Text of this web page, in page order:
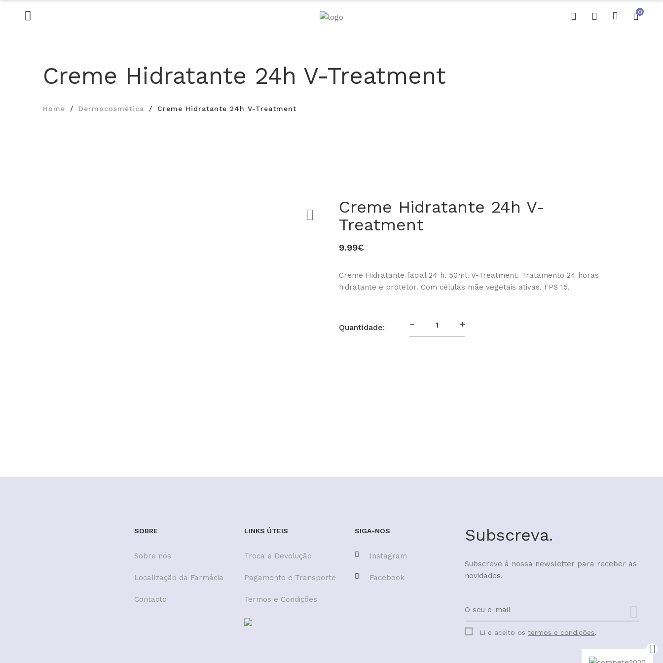
0
Creme Hidratante 24h V-Treatment
Home Dermocosmética Creme Hidratante 24h V-Treatment
Creme Hidratante 24h V-
Treatment
9.99€
Creme Hidratante facial 24 h. 50ml. V-Treatment. Tratamento 24 horas
hidratante e protetor. Com células mãe vegetais ativas. FPS 15.
Quantidade: - +
SOBRE
Sobre nós
Localização da Farmácia
Contacto
LINKS ÚTEIS
Troca e Devolução
Pagamento e Transporte
Termos e Condições
SIGA-NOS
Instagram
Facebook
Subscreva.
Subscreve à nossa newsletter para receber as
novidades.
Li e aceito ostermos e condições.